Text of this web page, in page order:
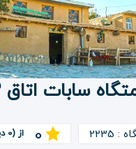
سابات اتاق 2
2235
0 از (0 دیدگاه)